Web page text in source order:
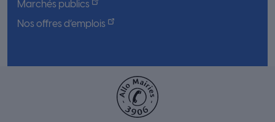
Marchés publics
Nos offres d’emplois